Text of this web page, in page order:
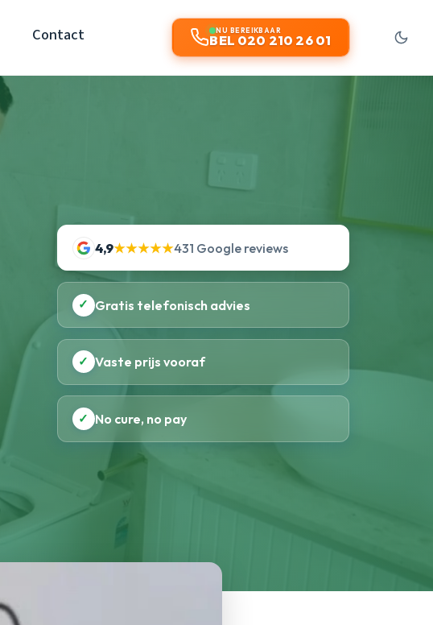
Contact NU BEREIKBAAR
BEL 020 210 26 01
4,9★★★★★431 Google reviews
✓ Gratis telefonisch advies
✓ Vaste prijs vooraf
✓ No cure, no pay